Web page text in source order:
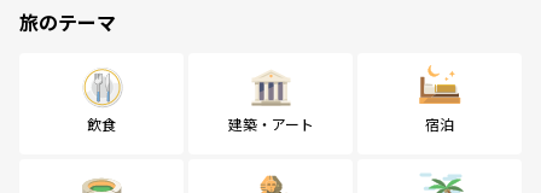
旅のテーマ
飲食 建築・アート 宿泊